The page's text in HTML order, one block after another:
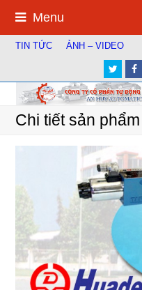
Menu
TIN TỨC ẢNH – VIDEO
Twitter
Chi tiết sản phẩm